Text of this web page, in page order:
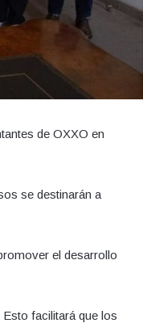
de OXXO en
se destinarán a
el desarrollo
facilitará que los